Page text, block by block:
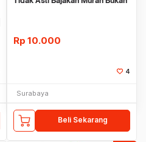
Rp 10.000
4
Surabaya
Beli Sekarang